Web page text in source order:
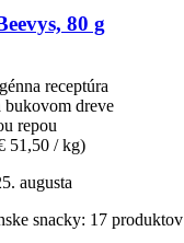
80 g
receptúra
bukovom dreve
repou
51,50 / kg)
augusta
snacky: 17 produktov